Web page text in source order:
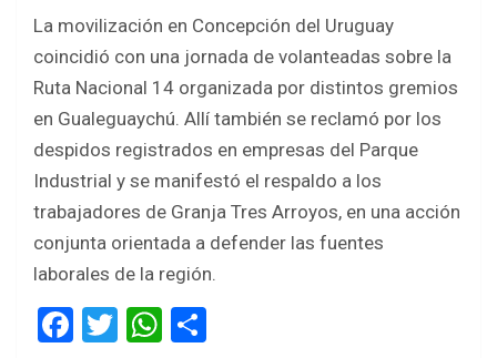
La movilización en Concepción del Uruguay
coincidió con una jornada de volanteadas sobre la
Ruta Nacional 14 organizada por distintos gremios
en Gualeguaychú. Allí también se reclamó por los
despidos registrados en empresas del Parque
Industrial y se manifestó el respaldo a los
trabajadores de Granja Tres Arroyos, en una acción
conjunta orientada a defender las fuentes
laborales de la región.
F
T
W